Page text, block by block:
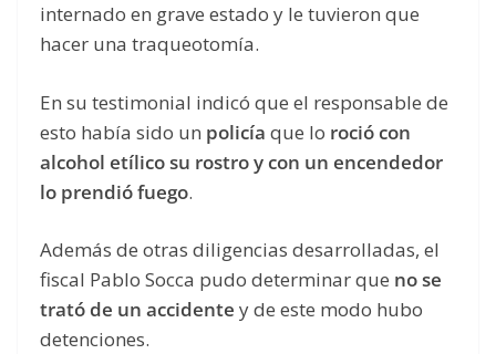
internado en grave estado y le tuvieron que
hacer una traqueotomía.
En su testimonial indicó que el responsable de
esto había sido un policía que lo roció con
alcohol etílico su rostro y con un encendedor
lo prendió fuego.
Además de otras diligencias desarrolladas, el
fiscal Pablo Socca pudo determinar que no se
trató de un accidente y de este modo hubo
detenciones.